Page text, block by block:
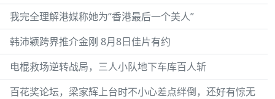
我完全理解港媒称她为“香港最后一个美人”
韩沛颖跨界推介金刚 8月8日佳片有约
电棍救场逆转战局，三人小队地下车库百人斩
百花奖论坛，梁家辉上台时不小心差点绊倒，还好有惊无